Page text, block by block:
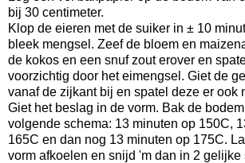
bij 30 centimeter.
Klop de eieren met de suiker in ± 10
bleek mengsel. Zeef de bloem en
de kokos en een snuf zout erover en
voorzichtig door het eimengsel. Giet de
vanaf de zijkant bij en spatel deze er ook
Giet het beslag in de vorm. Bak de
volgende schema: 13 minuten op 150C,
165C en dan nog 13 minuten op 175C.
vorm afkoelen en snijd 'm dan in 2 gelijke